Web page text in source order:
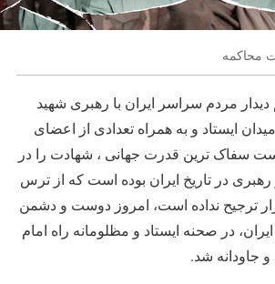
محاکمه
مردم سراسر ایران با رهبری شهید
ایستاد و به همراه تعدادی از اعضای
سفاک ترین قدرت جهانی ، شهادت را در
در تاریخ ایران بوده است که از ترس
ترجیح نداده است، امروز دوست و دشمن
در صحنه ایستاد و مظلومانه راه امام
جاودانه شد.